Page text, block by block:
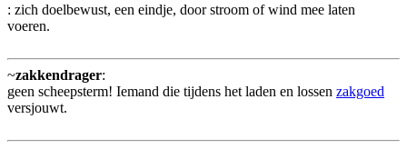
: zich doelbewust, een eindje, door stroom of wind mee laten
voeren.
~zakkendrager:
geen scheepsterm! Iemand die tijdens het laden en lossen zakgoed
versjouwt.